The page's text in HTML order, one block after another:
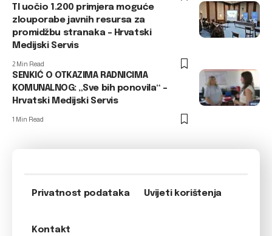
TI uočio 1.200 primjera moguće
zlouporabe javnih resursa za
promidžbu stranaka – Hrvatski
Medijski Servis
2 Min Read
SENKIĆ O OTKAZIMA RADNICIMA
KOMUNALNOG: „Sve bih ponovila“ –
Hrvatski Medijski Servis
1 Min Read
Privatnost podataka Uvijeti korištenja
Kontakt